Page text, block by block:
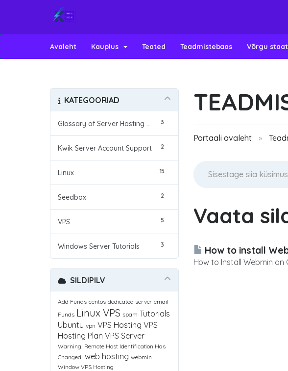
Avaleht Kauplus Teated Teadmistebaas Võrgu
Portaali avaleht
KATEGOORIAD
3
2
Kwik Server Account Support
15
Linux
2
Seedbox
5
VPS
3
Windows Server Tutorials
Vaata
How to install
How to Install Webmin
SILDIPILV
Add Funds centos dedicated server email
Funds Linux VPS spam Tutorials
Ubuntu vpn VPS Hosting VPS
Hosting Plan VPS Server
Warning! Remote Host Identification Has
Changed! web hosting webmin
Window VPS Hosting